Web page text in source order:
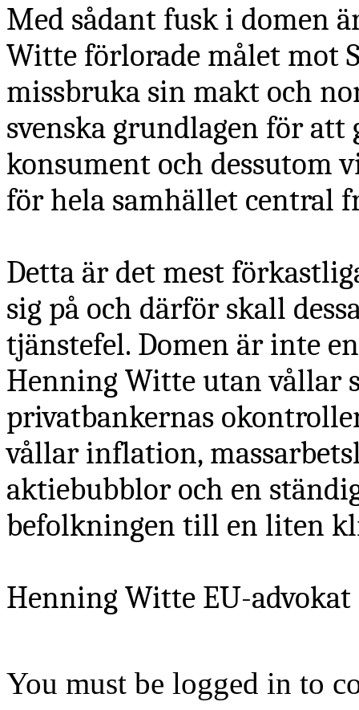
Med sådant fusk i domen
Witte förlorade målet mot
missbruka sin makt och
svenska grundlagen för
konsument och dessutom
för hela samhället central
Detta är det mest
sig på och därför skall
tjänstefel. Domen är inte
Henning Witte utan vållar
privatbankernas
vållar inflation,
aktiebubblor och en
befolkningen till en liten
Henning Witte EU-advokat
You must be logged in to